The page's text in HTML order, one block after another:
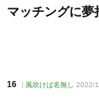
マッチングに
16 : 風吹けば名無し 2022/